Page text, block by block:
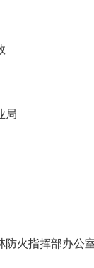
局
防火指挥部办公